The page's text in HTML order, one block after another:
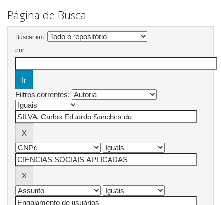
Página de Busca
Buscar em:
por
Filtros correntes: